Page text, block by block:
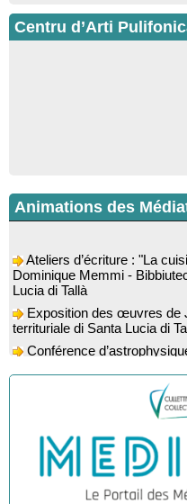
Centru d’Arti
Animations des
Dominique Memmi -
Lucia di Tallà
Exposition des œuvres de
territuriale di Santa Lucia di
Conférence
l’astrophysicien Paul
Exposition des œuvres de
"Racines, peintures
territuriale di Santa Lucia di
Animation : "Petits
Bicchisgià
Veillée de contes à la
mignuleddu" par la